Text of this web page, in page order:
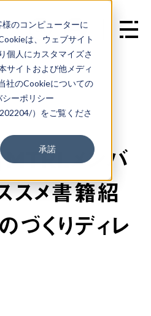
のコンピューターに
は、ウェブサイト
個人にカスタマイズさ
サイトおよび他メディ
社のCookieについての
ーポリシー
）をご覧くださ
承諾
EN
MTRLメンバ
スメ書籍紹
づくりディレ